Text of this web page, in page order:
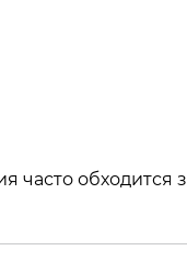
часто обходится